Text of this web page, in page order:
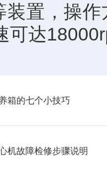
装置，操
可达
箱的七个小技巧
机故障检修步骤说明